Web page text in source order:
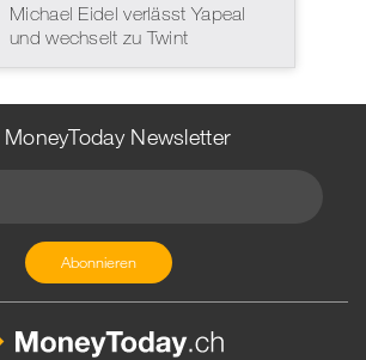
Michael Eidel verlässt Yapeal
und wechselt zu Twint
MoneyToday Newsletter